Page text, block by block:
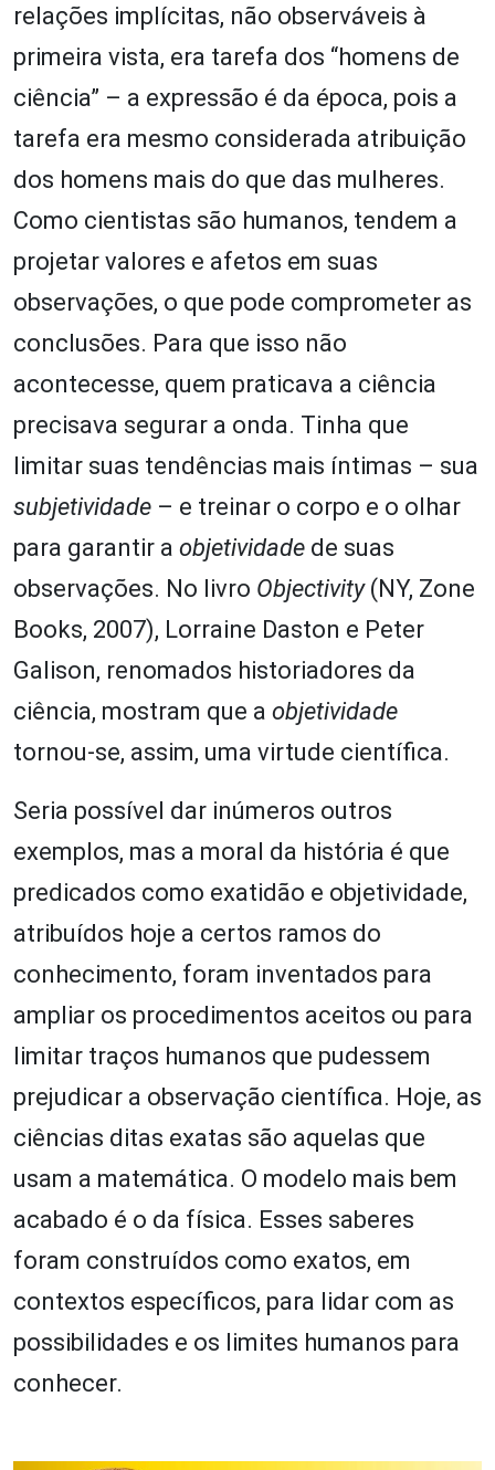
relações implícitas, não observáveis à
primeira vista, era tarefa dos “homens de
ciência” – a expressão é da época, pois a
tarefa era mesmo considerada atribuição
dos homens mais do que das mulheres.
Como cientistas são humanos, tendem a
projetar valores e afetos em suas
observações, o que pode comprometer as
conclusões. Para que isso não
acontecesse, quem praticava a ciência
precisava segurar a onda. Tinha que
limitar suas tendências mais íntimas – sua
subjetividade – e treinar o corpo e o olhar
para garantir a objetividade de suas
observações. No livro Objectivity(NY, Zone
Books, 2007), Lorraine Daston e Peter
Galison, renomados historiadores da
ciência, mostram que a objetividade
tornou-se, assim, uma virtude científica.
Seria possível dar inúmeros outros
exemplos, mas a moral da história é que
predicados como exatidão e objetividade,
atribuídos hoje a certos ramos do
conhecimento, foram inventados para
ampliar os procedimentos aceitos ou para
limitar traços humanos que pudessem
prejudicar a observação científica. Hoje, as
ciências ditas exatas são aquelas que
usam a matemática. O modelo mais bem
acabado é o da física. Esses saberes
foram construídos como exatos, em
contextos específicos, para lidar com as
possibilidades e os limites humanos para
conhecer.